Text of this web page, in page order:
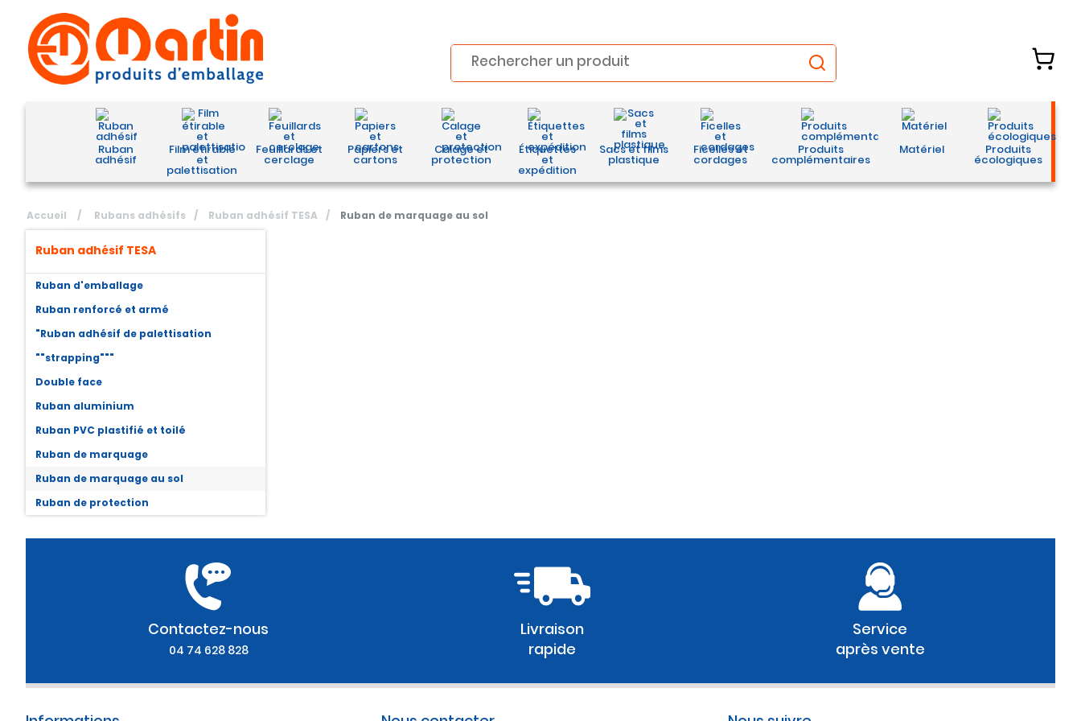
Ruban
adhésif
Film étirable
et
palettisation
Feuillards et
cerclage
Papiers et
cartons
Calage et
protection
Étiquettes
et
expédition
Sacs et films
plastique
Ficelles et
cordages
Produits
complémentaires
Matériel Produits
écologiques
Accueil / Rubans adhésifs / Ruban adhésif TESA / Ruban de marquage au sol
Ruban adhésif TESA
Ruban d'emballage
Ruban renforcé et armé
"Ruban adhésif de palettisation
""strapping"""
Double face
Ruban aluminium
Ruban PVC plastifié et toilé
Ruban de marquage
Ruban de marquage au sol
Ruban de protection
Contactez-nous
04 74 628 828
Livraison
rapide
Service
après vente